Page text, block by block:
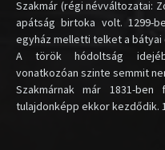
Szakmár (régi névváltozatai:
apátság birtoka volt. 1299-
egyház melletti telket a bátyai
A török hódoltság
vonatkozóan szinte semmit
Szakmárnak már 1831-
tulajdonképp ekkor kezdődik.